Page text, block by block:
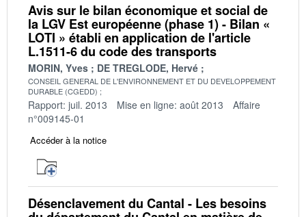
Avis sur le bilan économique et social de
la LGV Est européenne (phase 1) - Bilan «
LOTI » établi en application de l'article
L.1511-6 du code des transports
MORIN, Yves DE TREGLODE, Hervé
CONSEIL GENERAL DE L'ENVIRONNEMENT ET DU DEVELOPPEMENT
DURABLE (CGEDD)
Rapport: juil. 2013 Mise en ligne: août 2013
Affaire
n°009145-01
Accéder à la notice
Désenclavement du Cantal - Les besoins